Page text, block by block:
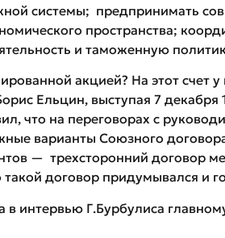
системы; предпринимать
пространства;
и таможенную
акцией? На этот счет
Ельцин, выступая 7
что на переговорах с
варианты Союзного
— трехсторонний договор
договор придумывался и
в интервью Г.Бурбулиса